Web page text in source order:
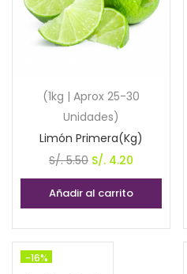
(1kg | Aprox 25-30
Unidades)
Limón Primera(Kg)
S/.5.50 El
precio
original
S/. 5.50.
S/. 4.20
precio
Añadir al carrito
-16%